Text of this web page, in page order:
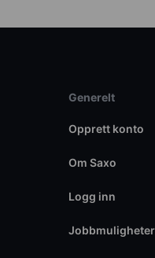
Generelt
Opprett konto
Om Saxo
Logg inn
Jobbmuligheter